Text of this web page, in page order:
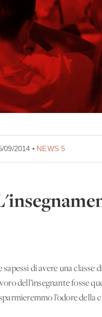
09/2014 • NEWS 5
sapessi di avere una
dell’insegnante fosse
l’odore della